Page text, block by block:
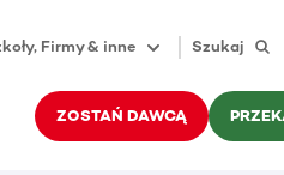
Firmy & inne Szukaj
ZOSTAŃ DAWCĄ